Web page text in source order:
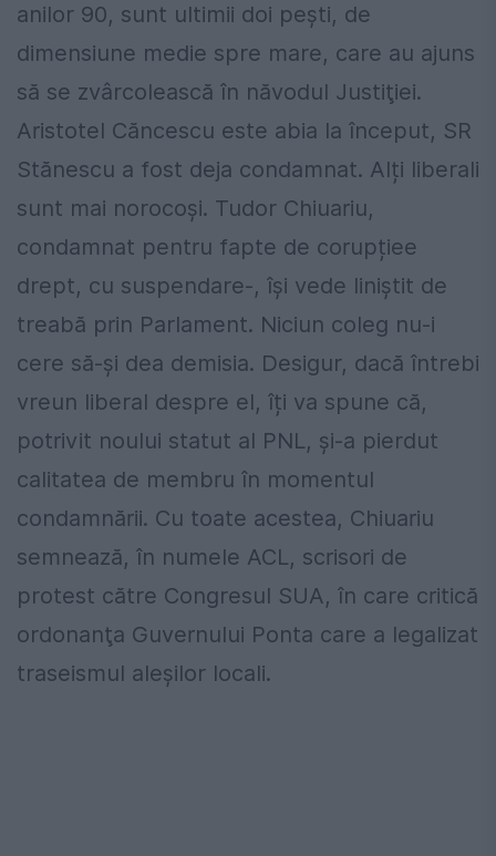
anilor 90, sunt ultimii doi pești, de
dimensiune medie spre mare, care au ajuns
să se zvârcolească în năvodul Justiţiei.
Aristotel Căncescu este abia la început, SR
Stănescu a fost deja condamnat. Alți liberali
sunt mai norocoși. Tudor Chiuariu,
condamnat pentru fapte de corupțiee
drept, cu suspendare-, îşi vede liniștit de
treabă prin Parlament. Niciun coleg nu-i
cere să-și dea demisia. Desigur, dacă întrebi
vreun liberal despre el, îți va spune că,
potrivit noului statut al PNL, și-a pierdut
calitatea de membru în momentul
condamnării. Cu toate acestea, Chiuariu
semnează, în numele ACL, scrisori de
protest către Congresul SUA, în care critică
ordonanţa Guvernului Ponta care a legalizat
traseismul aleşilor locali.